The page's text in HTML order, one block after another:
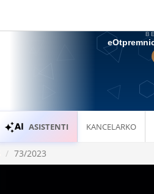
ASISTENTI KANCELARKO
73/2023